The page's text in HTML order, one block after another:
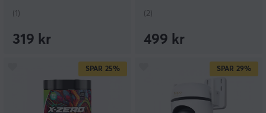
(1)
319 kr
(2)
499 kr
SPAR 25% SPAR 29%